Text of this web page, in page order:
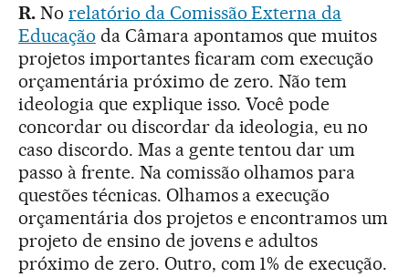
R. No relatório da Comissão Externa da
Educação da Câmara apontamos que muitos
projetos importantes ficaram com execução
orçamentária próximo de zero. Não tem
ideologia que explique isso. Você pode
concordar ou discordar da ideologia, eu no
caso discordo. Mas a gente tentou dar um
passo à frente. Na comissão olhamos para
questões técnicas. Olhamos a execução
orçamentária dos projetos e encontramos um
projeto de ensino de jovens e adultos
próximo de zero. Outro, com 1% de execução.